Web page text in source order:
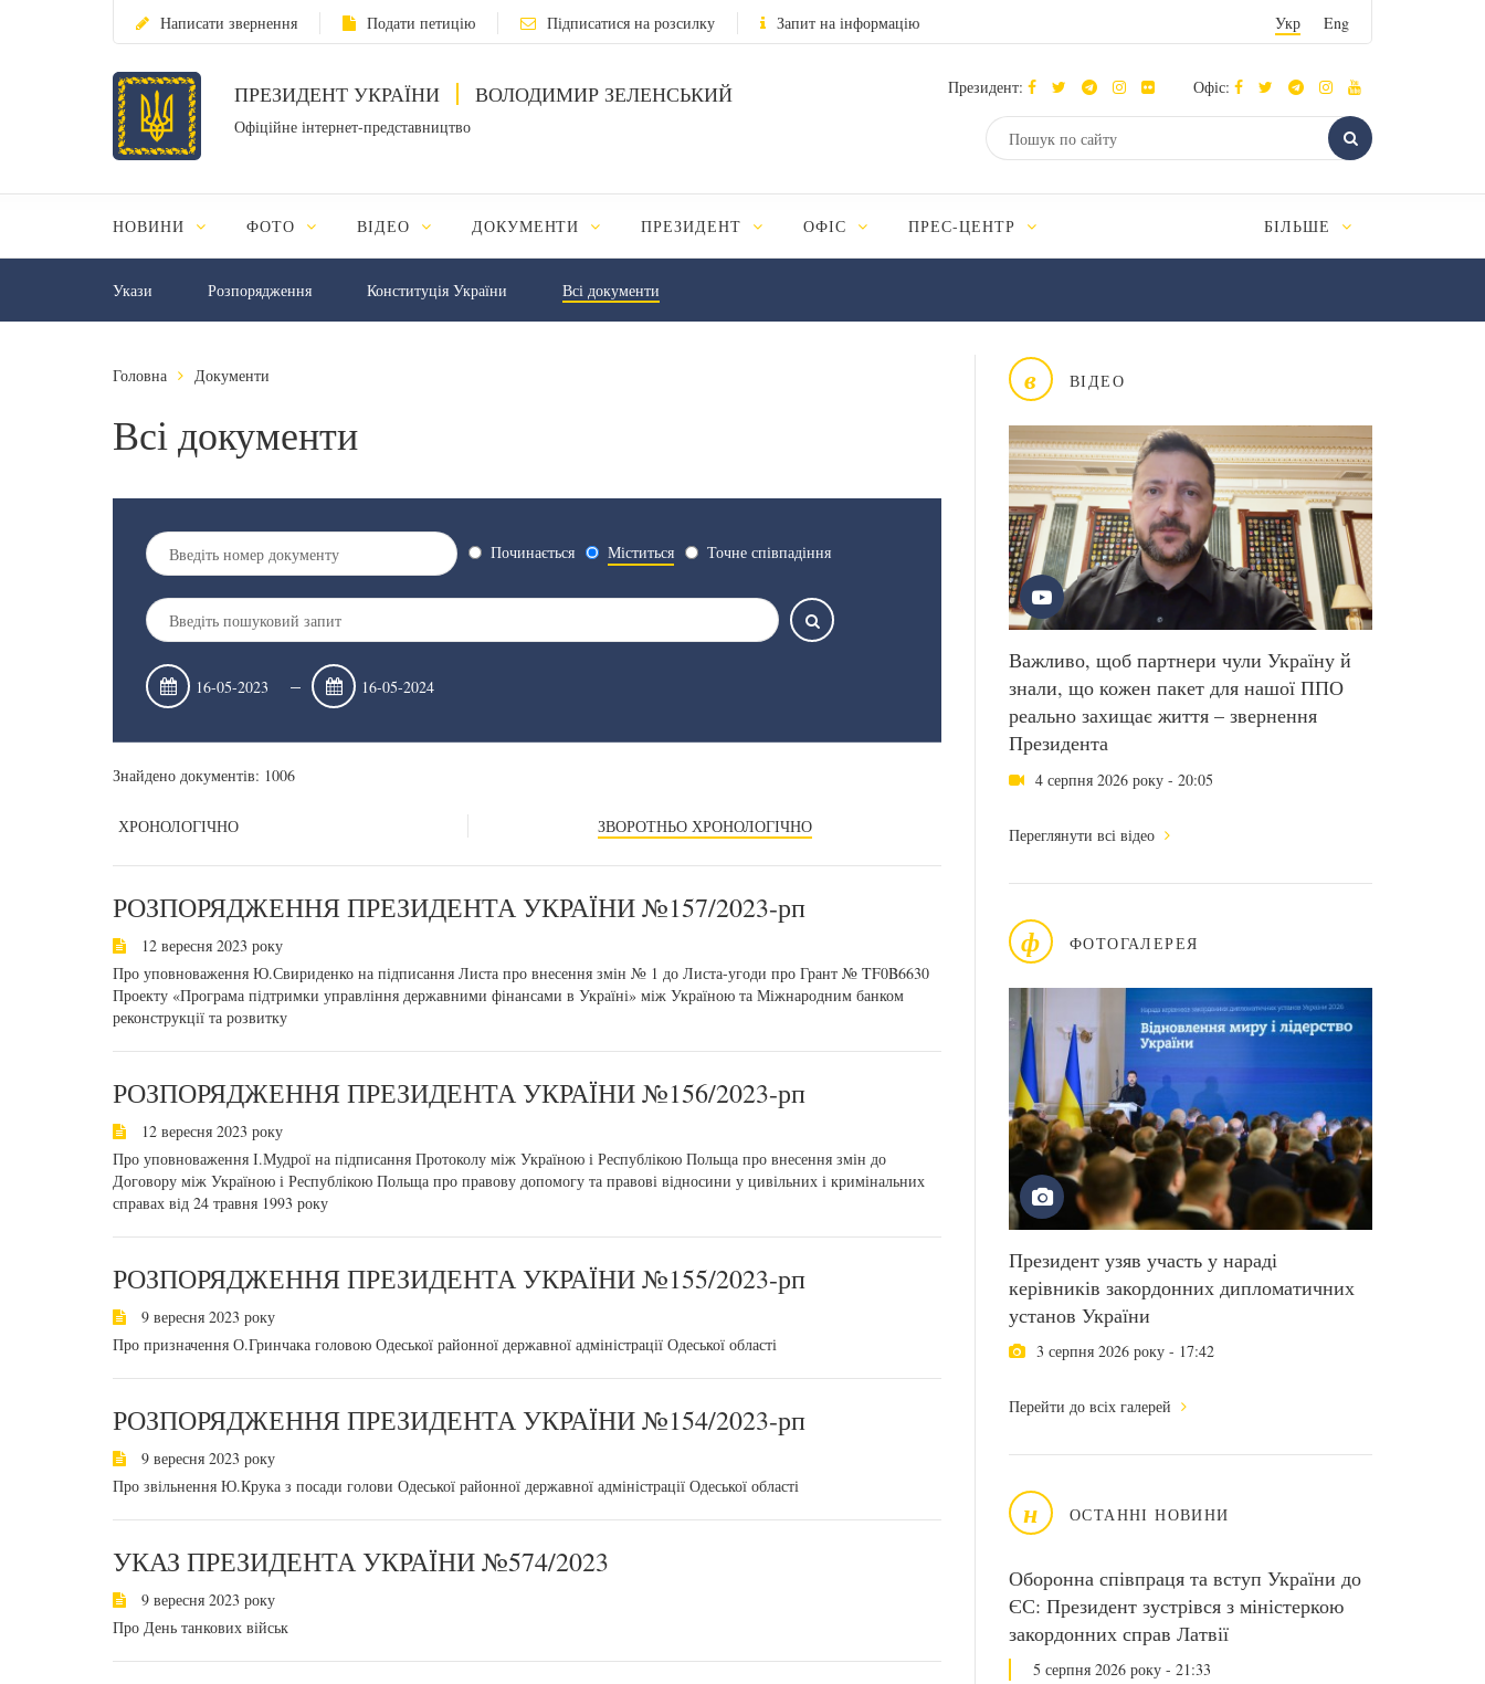
Написати звернення Подати петицію Підписатися на розсилку Запит на інформацію Укр Eng
ПРЕЗИДЕНТ УКРАЇНИ ВОЛОДИМИР ЗЕЛЕНСЬКИЙ
Офіційне інтернет-представництво
Президент: Офіс:
НОВИНИ ФОТО ВІДЕО ДОКУМЕНТИ ПРЕЗИДЕНТ ОФІС ПРЕС-ЦЕНТР БІЛЬШЕ
Укази Розпорядження Конституція України Всі документи
в ВІДЕО
Важливо, щоб партнери чули Україну й
знали, що кожен пакет для нашої ППО
реально захищає життя – звернення
Президента
4 серпня 2026 року - 20:05
Переглянути всі відео
ф ФОТОГАЛЕРЕЯ
Президент узяв участь у нараді
керівників закордонних дипломатичних
установ України
3 серпня 2026 року - 17:42
Перейти до всіх галерей
н ОСТАННІ НОВИНИ
Оборонна співпраця та вступ України до
ЄС: Президент зустрівся з міністеркою
закордонних справ Латвії
5 серпня 2026 року - 21:33
Головна Документи
Всі документи
Починається Міститься Точне співпадіння
–
Знайдено документів: 1006
ХРОНОЛОГІЧНО ЗВОРОТНЬО ХРОНОЛОГІЧНО
РОЗПОРЯДЖЕННЯ ПРЕЗИДЕНТА УКРАЇНИ №157/2023-рп
12 вересня 2023 року
Про уповноваження Ю.Свириденко на підписання Листа про внесення змін № 1 до Листа-угоди про Грант № TF0B6630
Проекту «Програма підтримки управління державними фінансами в Україні» між Україною та Міжнародним банком
реконструкції та розвитку
РОЗПОРЯДЖЕННЯ ПРЕЗИДЕНТА УКРАЇНИ №156/2023-рп
12 вересня 2023 року
Про уповноваження І.Мудрої на підписання Протоколу між Україною і Республікою Польща про внесення змін до
Договору між Україною і Республікою Польща про правову допомогу та правові відносини у цивільних і кримінальних
справах від 24 травня 1993 року
РОЗПОРЯДЖЕННЯ ПРЕЗИДЕНТА УКРАЇНИ №155/2023-рп
9 вересня 2023 року
Про призначення О.Гринчака головою Одеської районної державної адміністрації Одеської області
РОЗПОРЯДЖЕННЯ ПРЕЗИДЕНТА УКРАЇНИ №154/2023-рп
9 вересня 2023 року
Про звільнення Ю.Крука з посади голови Одеської районної державної адміністрації Одеської області
УКАЗ ПРЕЗИДЕНТА УКРАЇНИ №574/2023
9 вересня 2023 року
Про День танкових військ